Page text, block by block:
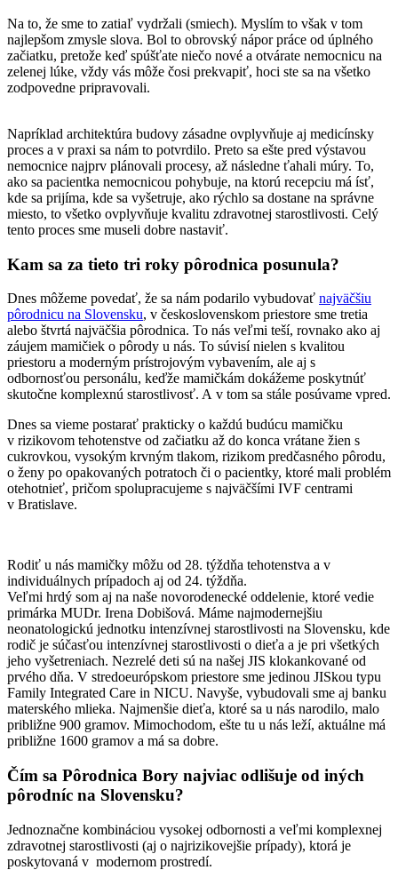
Na to, že sme to zatiaľ vydržali (smiech). Myslím to však v tom
najlepšom zmysle slova. Bol to obrovský nápor práce od úplného
začiatku, pretože keď spúšťate niečo nové a otvárate nemocnicu na
zelenej lúke, vždy vás môže čosi prekvapiť, hoci ste sa na všetko
zodpovedne pripravovali.
Napríklad architektúra budovy zásadne ovplyvňuje aj medicínsky
proces a v praxi sa nám to potvrdilo. Preto sa ešte pred výstavou
nemocnice najprv plánovali procesy, až následne ťahali múry. To,
ako sa pacientka nemocnicou pohybuje, na ktorú recepciu má ísť,
kde sa prijíma, kde sa vyšetruje, ako rýchlo sa dostane na správne
miesto, to všetko ovplyvňuje kvalitu zdravotnej starostlivosti. Celý
tento proces sme museli dobre nastaviť.
Kam sa za tieto tri roky pôrodnica posunula?
Dnes môžeme povedať, že sa nám podarilo vybudovať najväčšiu
pôrodnicu na Slovensku, v československom priestore sme tretia
alebo štvrtá najväčšia pôrodnica. To nás veľmi teší, rovnako ako aj
záujem mamičiek o pôrody u nás. To súvisí nielen s kvalitou
priestoru a moderným prístrojovým vybavením, ale aj s
odbornosťou personálu, keďže mamičkám dokážeme poskytnúť
skutočne komplexnú starostlivosť. A v tom sa stále posúvame vpred.
Dnes sa vieme postarať prakticky o každú budúcu mamičku
v rizikovom tehotenstve od začiatku až do konca vrátane žien s
cukrovkou, vysokým krvným tlakom, rizikom predčasného pôrodu,
o ženy po opakovaných potratoch či o pacientky, ktoré mali problém
otehotnieť, pričom spolupracujeme s najväčšími IVF centrami
v Bratislave.
Rodiť u nás mamičky môžu od 28. týždňa tehotenstva a v
individuálnych prípadoch aj od 24. týždňa.
Veľmi hrdý som aj na naše novorodenecké oddelenie, ktoré vedie
primárka MUDr. Irena Dobišová. Máme najmodernejšiu
neonatologickú jednotku intenzívnej starostlivosti na Slovensku, kde
rodič je súčasťou intenzívnej starostlivosti o dieťa a je pri všetkých
jeho vyšetreniach. Nezrelé deti sú na našej JIS klokankované od
prvého dňa. V stredoeurópskom priestore sme jedinou JISkou typu
Family Integrated Care in NICU. Navyše, vybudovali sme aj banku
materského mlieka. Najmenšie dieťa, ktoré sa u nás narodilo, malo
približne 900 gramov. Mimochodom, ešte tu u nás leží, aktuálne má
približne 1600 gramov a má sa dobre.
Čím sa Pôrodnica Bory najviac odlišuje od iných
pôrodníc na Slovensku?
Jednoznačne kombináciou vysokej odbornosti a veľmi komplexnej
zdravotnej starostlivosti (aj o najrizikovejšie prípady), ktorá je
poskytovaná v modernom prostredí.